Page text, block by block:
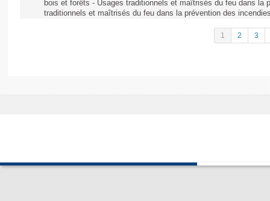
bois et forêts - Usages traditionnels et maîtrisés du feu dans la
traditionnels et maîtrisés du feu dans la prévention des
1 2 3